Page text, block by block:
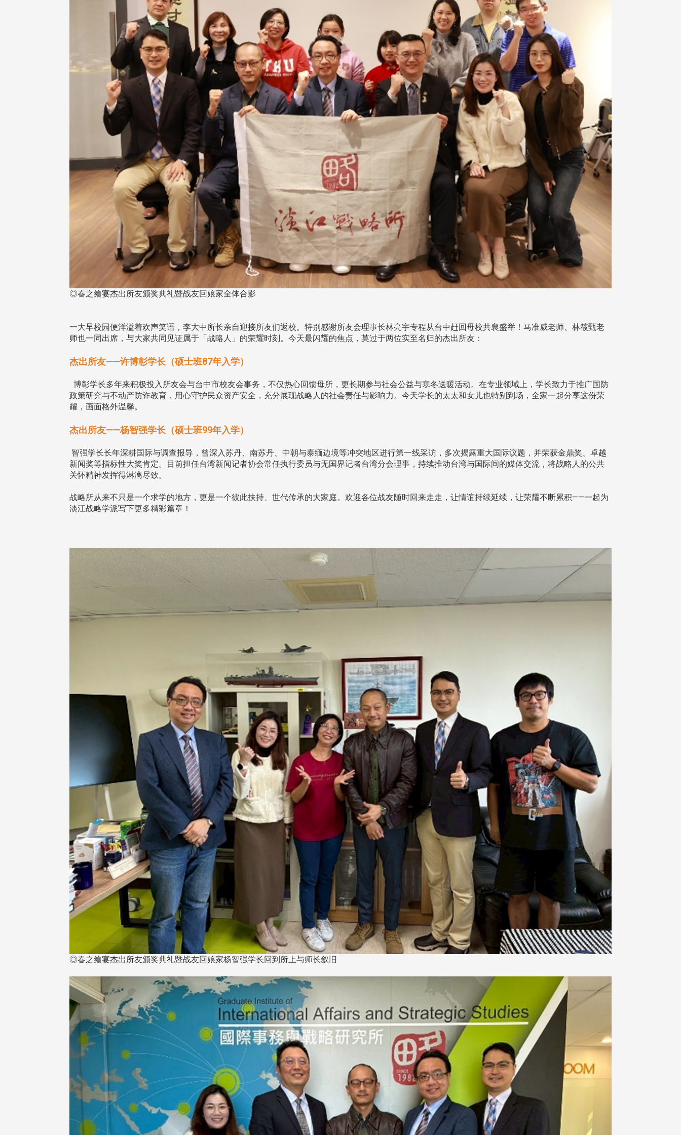
◎春之飨宴杰出所友颁奖典礼暨战友回娘家全体合影
一大早校园便洋溢着欢声笑语，李大中所长亲自迎接所友们返校。特别感谢所友会理事长林亮宇专程从台中赶回母校共襄盛举！马准威老师、林筱甄老
师也一同出席，与大家共同见证属于「战略人」的荣耀时刻。今天最闪耀的焦点，莫过于两位实至名归的杰出所友：
杰出所友——许博彰学长（硕士班87年入学）
博彰学长多年来积极投入所友会与台中市校友会事务，不仅热心回馈母所，更长期参与社会公益与寒冬送暖活动。在专业领域上，学长致力于推广国防
政策研究与不动产防诈教育，用心守护民众资产安全，充分展现战略人的社会责任与影响力。今天学长的太太和女儿也特别到场，全家一起分享这份荣
耀，画面格外温馨。
杰出所友——杨智强学长（硕士班99年入学）
智强学长长年深耕国际与调查报导，曾深入苏丹、南苏丹、中朝与泰缅边境等冲突地区进行第一线采访，多次揭露重大国际议题，并荣获金鼎奖、卓越
新闻奖等指标性大奖肯定。目前担任台湾新闻记者协会常任执行委员与无国界记者台湾分会理事，持续推动台湾与国际间的媒体交流，将战略人的公共
关怀精神发挥得淋漓尽致。
战略所从来不只是一个求学的地方，更是一个彼此扶持、世代传承的大家庭。欢迎各位战友随时回来走走，让情谊持续延续，让荣耀不断累积——一起为
淡江战略学派写下更多精彩篇章！
◎春之飨宴杰出所友颁奖典礼暨战友回娘家杨智强学长回到所上与师长叙旧